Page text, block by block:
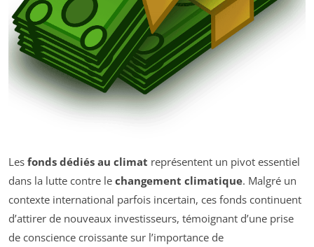
Les fonds dédiés au climat représentent un pivot essentiel
dans la lutte contre le changement climatique. Malgré un
contexte international parfois incertain, ces fonds continuent
d’attirer de nouveaux investisseurs, témoignant d’une prise
de conscience croissante sur l’importance de